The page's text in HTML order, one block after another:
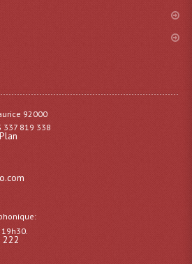
Liquides À Fumée
Les Occasions
92000
337 819 338